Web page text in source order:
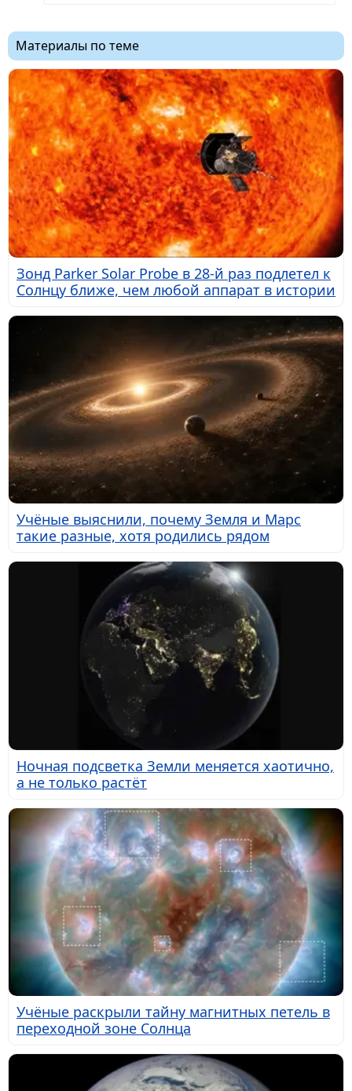
Материалы по теме
Зонд Parker Solar Probe в 28-й раз подлетел к
Солнцу ближе, чем любой аппарат в истории
Учёные выяснили, почему Земля и Марс
такие разные, хотя родились рядом
Ночная подсветка Земли меняется хаотично,
а не только растёт
Учёные раскрыли тайну магнитных петель в
переходной зоне Солнца